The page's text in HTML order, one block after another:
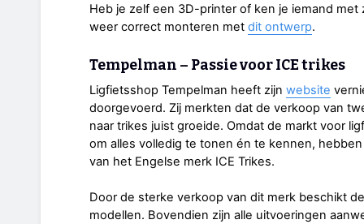
Heb je zelf een 3D-printer of ken je iemand
weer correct monteren met dit ontwerp.
Tempelman – Passie voor ICE trikes
Ligfietsshop Tempelman heeft zijn website
doorgevoerd. Zij merkten dat de verkoop van
naar trikes juist groeide. Omdat de markt voor
om alles volledig te tonen én te kennen,
van het Engelse merk ICE Trikes.
Door de sterke verkoop van dit merk beschikt
modellen. Bovendien zijn alle uitvoeringen